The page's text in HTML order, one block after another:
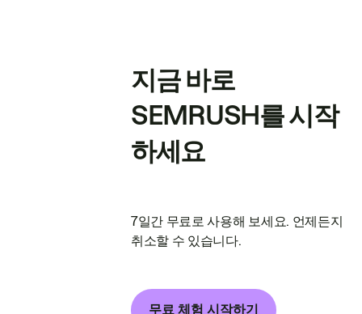
지금 바로
SEMRUSH를 시작
하세요
7일간 무료로 사용해 보세요. 언제든지
취소할 수 있습니다.
무료 체험 시작하기